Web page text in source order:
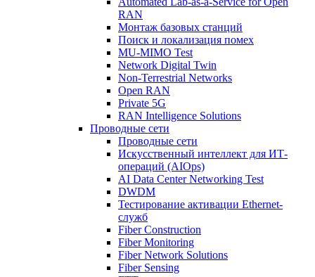
RAN
Монтаж базовых станций
Поиск и локализация помех
MU-MIMO Test
Network Digital Twin
Non-Terrestrial Networks
Open RAN
Private 5G
RAN Intelligence Solutions
Проводные сети
Проводные сети
Искусственный интеллект для ИТ-
операций (AIOps)
AI Data Center Networking Test
DWDM
Тестирование активации Ethernet-
служб
Fiber Construction
Fiber Monitoring
Fiber Network Solutions
Fiber Sensing